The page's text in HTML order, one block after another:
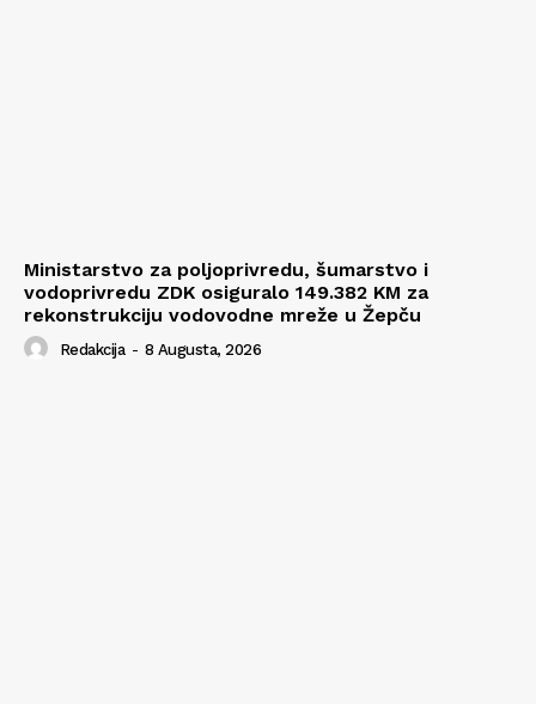
Ministarstvo za poljoprivredu, šumarstvo i
vodoprivredu ZDK osiguralo 149.382 KM za
rekonstrukciju vodovodne mreže u Žepču
Redakcija - 8 Augusta, 2026